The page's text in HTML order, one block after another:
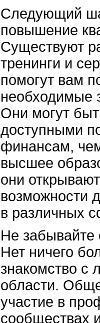
Следующий
повышение
Существуют
тренинги и
помогут вам
необходимые
Они могут
доступными
финансам,
высшее
они
возможности
в различных
Не забывайте
Нет ничего
знакомство с
области.
участие в
сообществах